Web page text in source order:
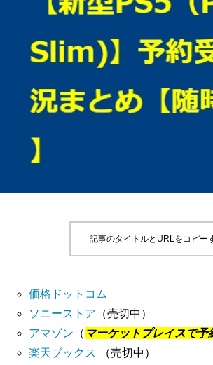
記事のタイトルとURLをコピー
価格ドットコム
ソニーストア （売切中）
アマゾン （ マーケットプレイスで予
楽天ブックス
（売切中）